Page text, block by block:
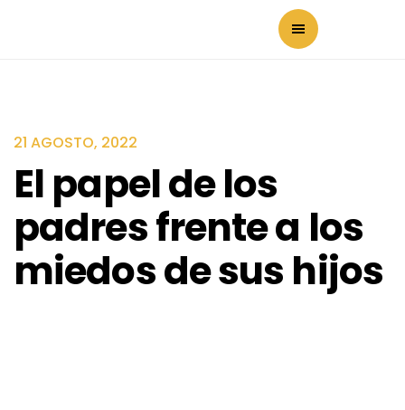
21 AGOSTO, 2022
El papel de los
padres frente a los
miedos de sus hijos